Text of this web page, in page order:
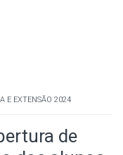
E EXTENSÃO 2024
de